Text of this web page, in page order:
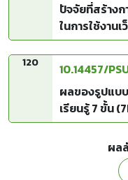
ปัจจัยที่สร้าง
ในการใช้งาน
120 10.14457/
ผลของรูปแบ
เรียนรู้ 7 ขั้น
สามารถในกา
เคมี ของนัก
ผล